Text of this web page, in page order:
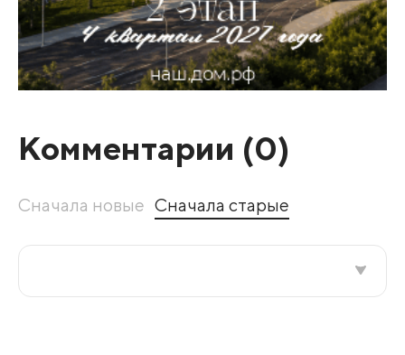
Комментарии (0)
Сначала новые Сначала старые